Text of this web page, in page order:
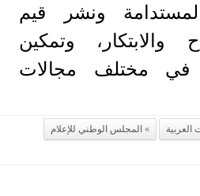
المستدامة ونشر قيم
والابتكار، وتمكين
في مختلف مجالات
العربية
المجلس الوطني للإعلام